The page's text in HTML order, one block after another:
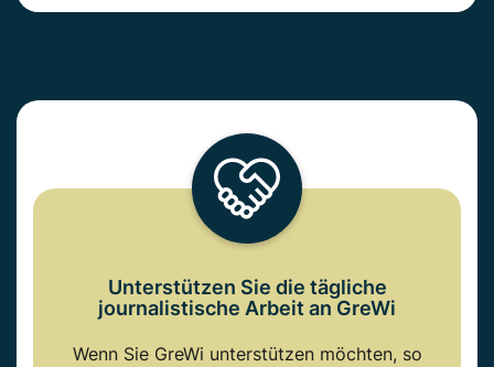
Unterstützen Sie die tägliche
journalistische Arbeit an GreWi
Wenn Sie GreWi unterstützen möchten, so